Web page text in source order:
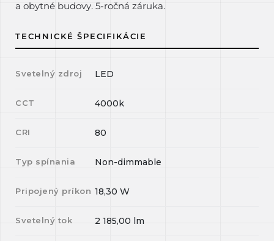
a obytné budovy. 5-ročná záruka.
TECHNICKÉ ŠPECIFIKÁCIE
Svetelný zdroj LED
CCT 4000k
CRI 80
Typ spínania Non-dimmable
Pripojený príkon 18,30 W
Svetelný tok 2 185,00 lm